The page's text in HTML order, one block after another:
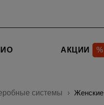
АКЦИИ %
системы Женские